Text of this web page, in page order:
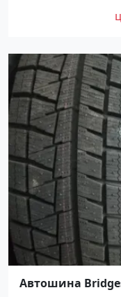
Автошина